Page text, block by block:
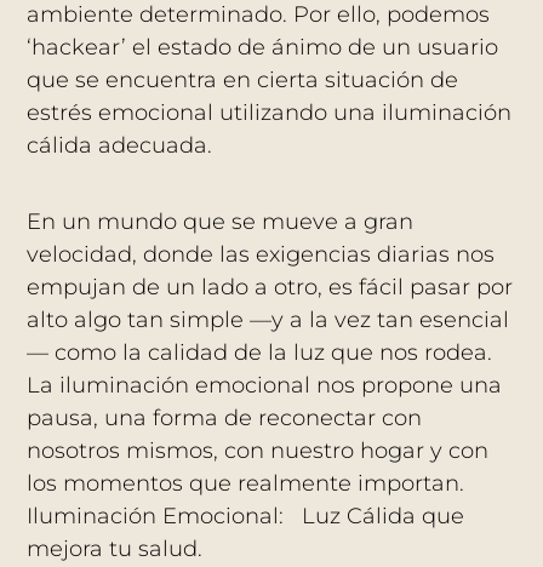
ambiente determinado. Por ello, podemos
‘hackear’ el estado de ánimo de un usuario
que se encuentra en cierta situación de
estrés emocional utilizando una iluminación
cálida adecuada.
En un mundo que se mueve a gran
velocidad, donde las exigencias diarias nos
empujan de un lado a otro, es fácil pasar por
alto algo tan simple —y a la vez tan esencial
— como la calidad de la luz que nos rodea.
La iluminación emocional nos propone una
pausa, una forma de reconectar con
nosotros mismos, con nuestro hogar y con
los momentos que realmente importan.
Iluminación Emocional: Luz Cálida que
mejora tu salud.